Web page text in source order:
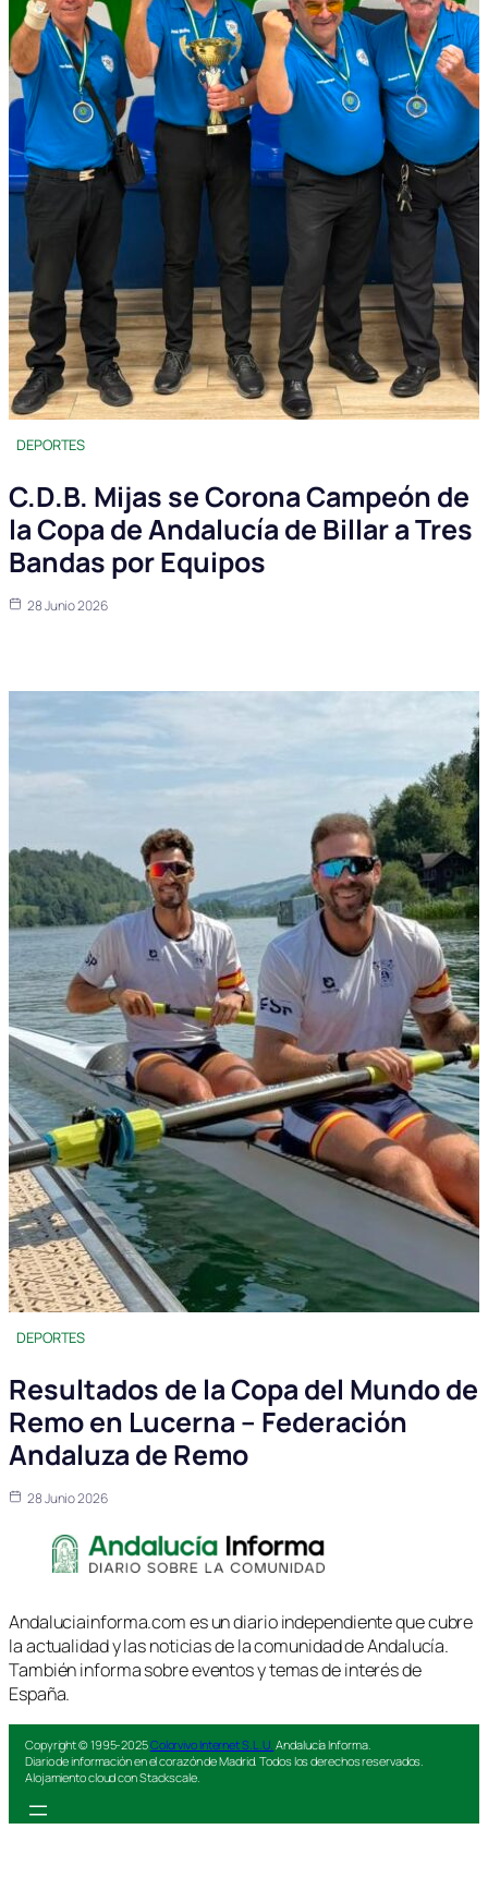
DEPORTES
C.D.B. Mijas se Corona Campeón de
la Copa de Andalucía de Billar a Tres
Bandas por Equipos
28 Junio 2026
DEPORTES
Resultados de la Copa del Mundo de
Remo en Lucerna – Federación
Andaluza de Remo
28 Junio 2026
Andaluciainforma.com es un diario independiente que cubre
la actualidad y las noticias de la comunidad de Andalucía.
También informa sobre eventos y temas de interés de
España.
Copyright © 1995-2025Colorvivo Internet S.L.U. Andalucía Informa.
Diario de información en el corazón de Madrid. Todos los derechos reservados.
Alojamiento cloud con Stackscale.